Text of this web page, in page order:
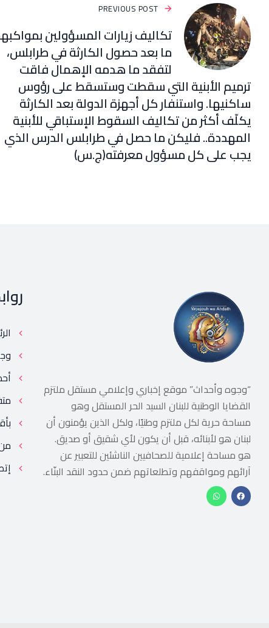
PREVIOUS POST
تكاليف زيارات المسؤولين
ما بعد حصول الكارثة في طرابلس،
لتفقد ما هدمه الإهمال فاقت
ترميم الأبنية التي سقطت وستسقط على رؤوس
ساكنيها. واستنفار كل أجهزة الدولة بعد الكارثة
يكلّف أكثر من تكاليف السقوط الإستباقي للأبنية
المهددة.. فليكن ما حصل في طرابلس الدرس الذي
يجب على كل مسؤول معرفته(ج.س)
“وجوه وأحداث” موقع إخباري وإعلامي مستقل ملتزم
القضايا الوطنية للبنان السيد الحر المستقل وهو
مساحة حرية لكل ملتزم وطنيًا، ولكل الذين يؤمنون أن
لبنان هو لأبنائه، قبل أن يكون لأي شقيق أو صديق.
هو مساحة إعلامية للصحافيين الناشئين للتعبير عن
آرائهم ومواقفهم وتطلعاتهم ضمن حدود النقد البنّاء.